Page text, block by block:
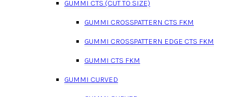
GUMMI CTS (CUT TO SIZE)
GUMMI CROSSPATTERN CTS FKM
GUMMI CROSSPATTERN EDGE CTS FKM
GUMMI CTS FKM
GUMMI CURVED